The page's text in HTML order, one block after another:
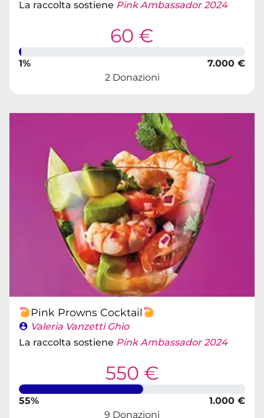
La raccolta sostiene Pink Ambassador 2024
60 €
1%
7.000 €
2 Donazioni
Pink Prowns Cocktail
Valeria Vanzetti Ghio
La raccolta sostiene Pink Ambassador 2024
550 €
55%
1.000 €
9 Donazioni